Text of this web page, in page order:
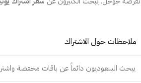
ملاحظات حول الاشتراك
يبحث السعوديون دائماً عن باقات مخفضة